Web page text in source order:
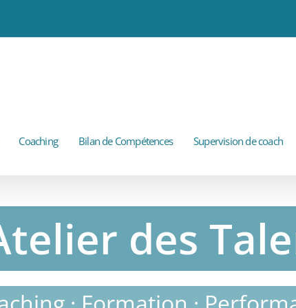
Coaching Bilan de Compétences Supervision de coach
des